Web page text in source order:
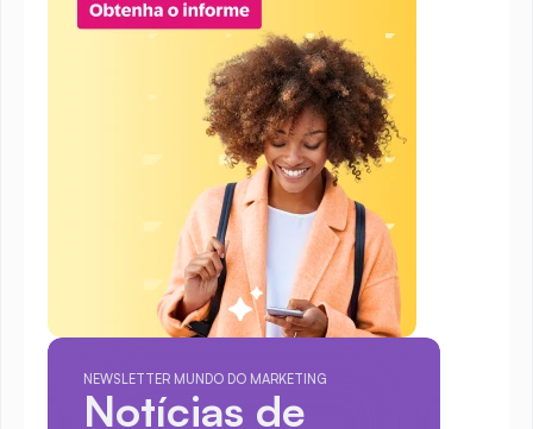
NEWSLETTER MUNDO DO MARKETING
Notícias de